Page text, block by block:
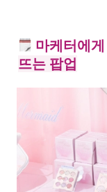
마케터에
뜨는 팝업